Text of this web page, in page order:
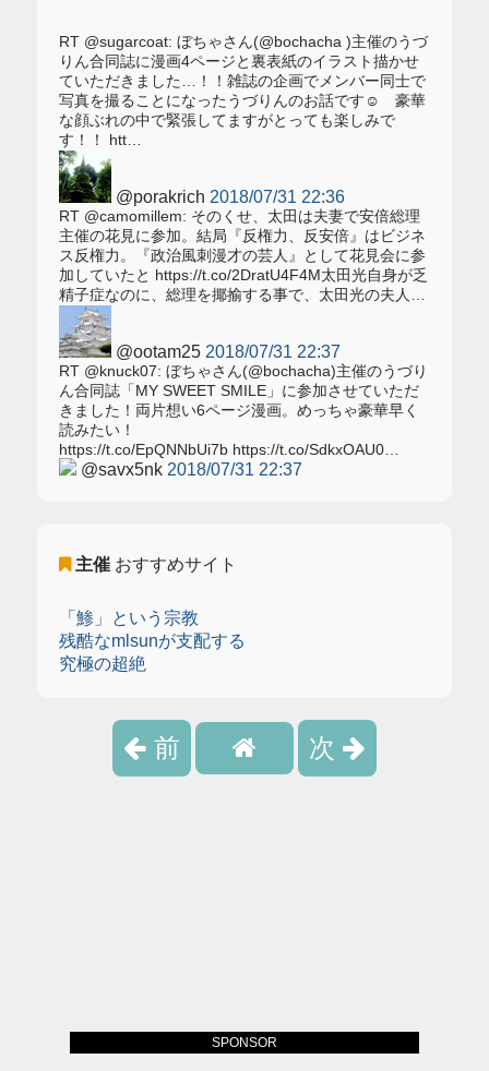
RT @sugarcoat: ぼちゃさん(@bochacha )主催のうづ
りん合同誌に漫画4ページと裏表紙のイラスト描かせ
ていただきました…！！雑誌の企画でメンバー同士で
写真を撮ることになったうづりんのお話です☺️ 豪華
な顔ぶれの中で緊張してますがとっても楽しみで
す！！ htt…
@porakrich 2018/07/31 22:36
RT @camomillem: そのくせ、太田は夫妻で安倍総理
主催の花見に参加。結局『反権力、反安倍』はビジネ
ス反権力。『政治風刺漫才の芸人』として花見会に参
加していたと https://t.co/2DratU4F4M太田光自身が乏
精子症なのに、総理を揶揄する事で、太田光の夫人…
@ootam25 2018/07/31 22:37
RT @knuck07: ぼちゃさん(@bochacha)主催のうづり
ん合同誌「MY SWEET SMILE」に参加させていただ
きました！両片想い6ページ漫画。めっちゃ豪華早く
読みたい！
https://t.co/EpQNNbUi7b https://t.co/SdkxOAU0…
@savx5nk 2018/07/31 22:37
主催おすすめサイト
「鯵」という宗教
残酷なmlsunが支配する
究極の超絶
前 次
SPONSOR